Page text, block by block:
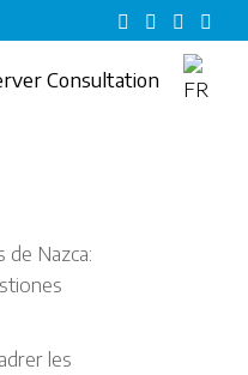
Consultation
de Nazca:
les